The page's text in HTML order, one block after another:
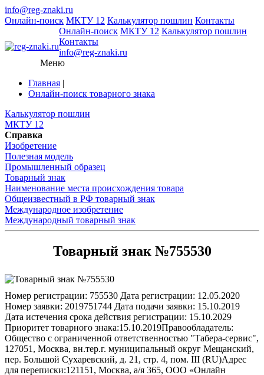
info@reg-znaki.ru
Онлайн-поиск МКТУ 12 Калькулятор пошлин Контакты
Онлайн-поиск МКТУ 12 Калькулятор пошлин
Контакты
info@reg-znaki.ru
Меню
Главная |
Онлайн-поиск товарного знака
Калькулятор пошлин
МКТУ 12
Справка
Изобретение
Полезная модель
Промышленный образец
Товарный знак
Наименование места происхождения товара
Общеизвестный в РФ товарный знак
Международное изобретение
Международный товарный знак
Товарный знак №755530
Номер регистрации: 755530 Дата регистрации: 12.05.2020
Номер заявки: 2019751744 Дата подачи заявки: 15.10.2019
Дата истечения срока действия регистрации: 15.10.2029
Приоритет товарного знака:15.10.2019Правообладатель:
Общество с ограниченной ответственностью "Табера-сервис",
127051, Москва, вн.тер.г. муниципальный округ Мещанский,
пер. Большой Сухаревский, д. 21, стр. 4, пом. III (RU)Адрес
для переписки:121151, Москва, а/я 365, ООО «Онлайн